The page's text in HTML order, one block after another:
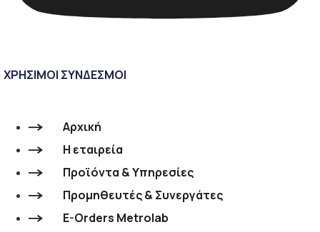
ΧΡΗΣΙΜΟΙ ΣΥΝΔΕΣΜΟΙ
Αρχική
Η εταιρεία
Προϊόντα & Υπηρεσίες
Προμηθευτές & Συνεργάτες
E-Orders Metrolab